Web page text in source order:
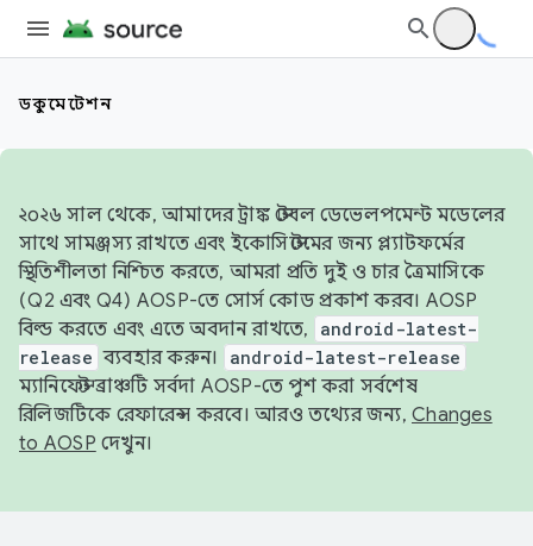
ডকুমেন্টেশন
২০২৬ সাল থেকে, আমাদের ট্রাঙ্ক স্টেবল ডেভেলপমেন্ট মডেলের
সাথে সামঞ্জস্য রাখতে এবং ইকোসিস্টেমের জন্য প্ল্যাটফর্মের
স্থিতিশীলতা নিশ্চিত করতে, আমরা প্রতি দুই ও চার ত্রৈমাসিকে
(Q2 এবং Q4) AOSP-তে সোর্স কোড প্রকাশ করব। AOSP
বিল্ড করতে এবং এতে অবদান রাখতে,
android-latest-
release ব্যবহার করুন। android-latest-release
ম্যানিফেস্ট ব্রাঞ্চটি সর্বদা AOSP-তে পুশ করা সর্বশেষ
রিলিজটিকে রেফারেন্স করবে। আরও তথ্যের জন্য, Changes
to AOSP দেখুন।